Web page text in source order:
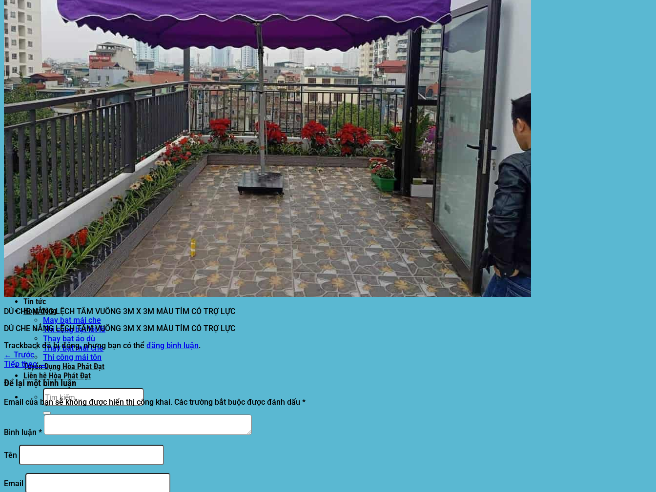
Hòa Phát Đạt
Giới thiệu Hòa Phát Đạt
Sản Phẩm
Sản Phẩm Bạt Che Ngoài Trời
Bạt che nắng mưa
Bạt kéo ngoài trời
Bạt che tự cuốn
Bạt nhựa xanh cam
Bạt sọc 3 màu
Bạt nhựa giá rẻ
Bạt lót ao hồ
Bạt nhựa đen HDPE
Màng chống thấm HDPE
Sản Phẩm Dù Che Ngoài Trời
Dù che nắng
Dù che quán cafe
Dù che sự kiện
Dù lệch tâm
Sản Phẩm Mái Che Di Động
Mái hiên di động
Mái xếp di động
Nhà bạt di động
Motor kéo bạt che
Dự Án Hòa Phát Đạt
Lưới che nắng
Màng phủ nông nghiệp
Bạt Kéo Quán Cafe
Bạt Kéo Sân Trường
Thi Công Mái Xếp Hà Nội
Thi Công Mái Xếp TPHCM
Thi Công Mái Xếp Bình Dương
Thi Công Mái Xếp Biên Hòa
Tin tức
Hoạt động
May bạt mái che
Thi công bạt lót lồ
Thay bạt áo dù
Thay bạt mái che
Thi công mái tôn
Tuyển Dụng Hòa Phát Đạt
Liên hệ Hòa Phát Đạt
Tìm
kiếm:
DÙ CHE NẮNG LỆCH TÂM VUÔNG 3M X 3M MÀU TÍM CÓ TRỢ LỰC
DÙ CHE NẮNG LỆCH TÂM VUÔNG 3M X 3M MÀU TÍM CÓ TRỢ LỰC
Trackback đã bị đóng, nhưng bạn có thể đăng bình luận.
← Trước
Tiếp theo→
Để lại một bình luận
Email của bạn sẽ không được hiển thị công khai. Các trường bắt buộc được đánh dấu *
Bình luận *
Tên
Email